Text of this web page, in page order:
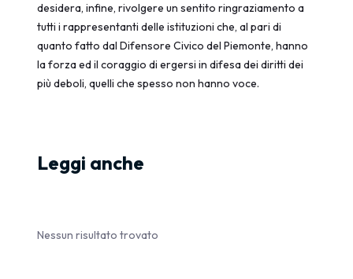
desidera, infine, rivolgere un sentito ringraziamento a
tutti i rappresentanti delle istituzioni che, al pari di
quanto fatto dal Difensore Civico del Piemonte, hanno
la forza ed il coraggio di ergersi in difesa dei diritti dei
più deboli, quelli che spesso non hanno voce.
Leggi anche
Nessun risultato trovato